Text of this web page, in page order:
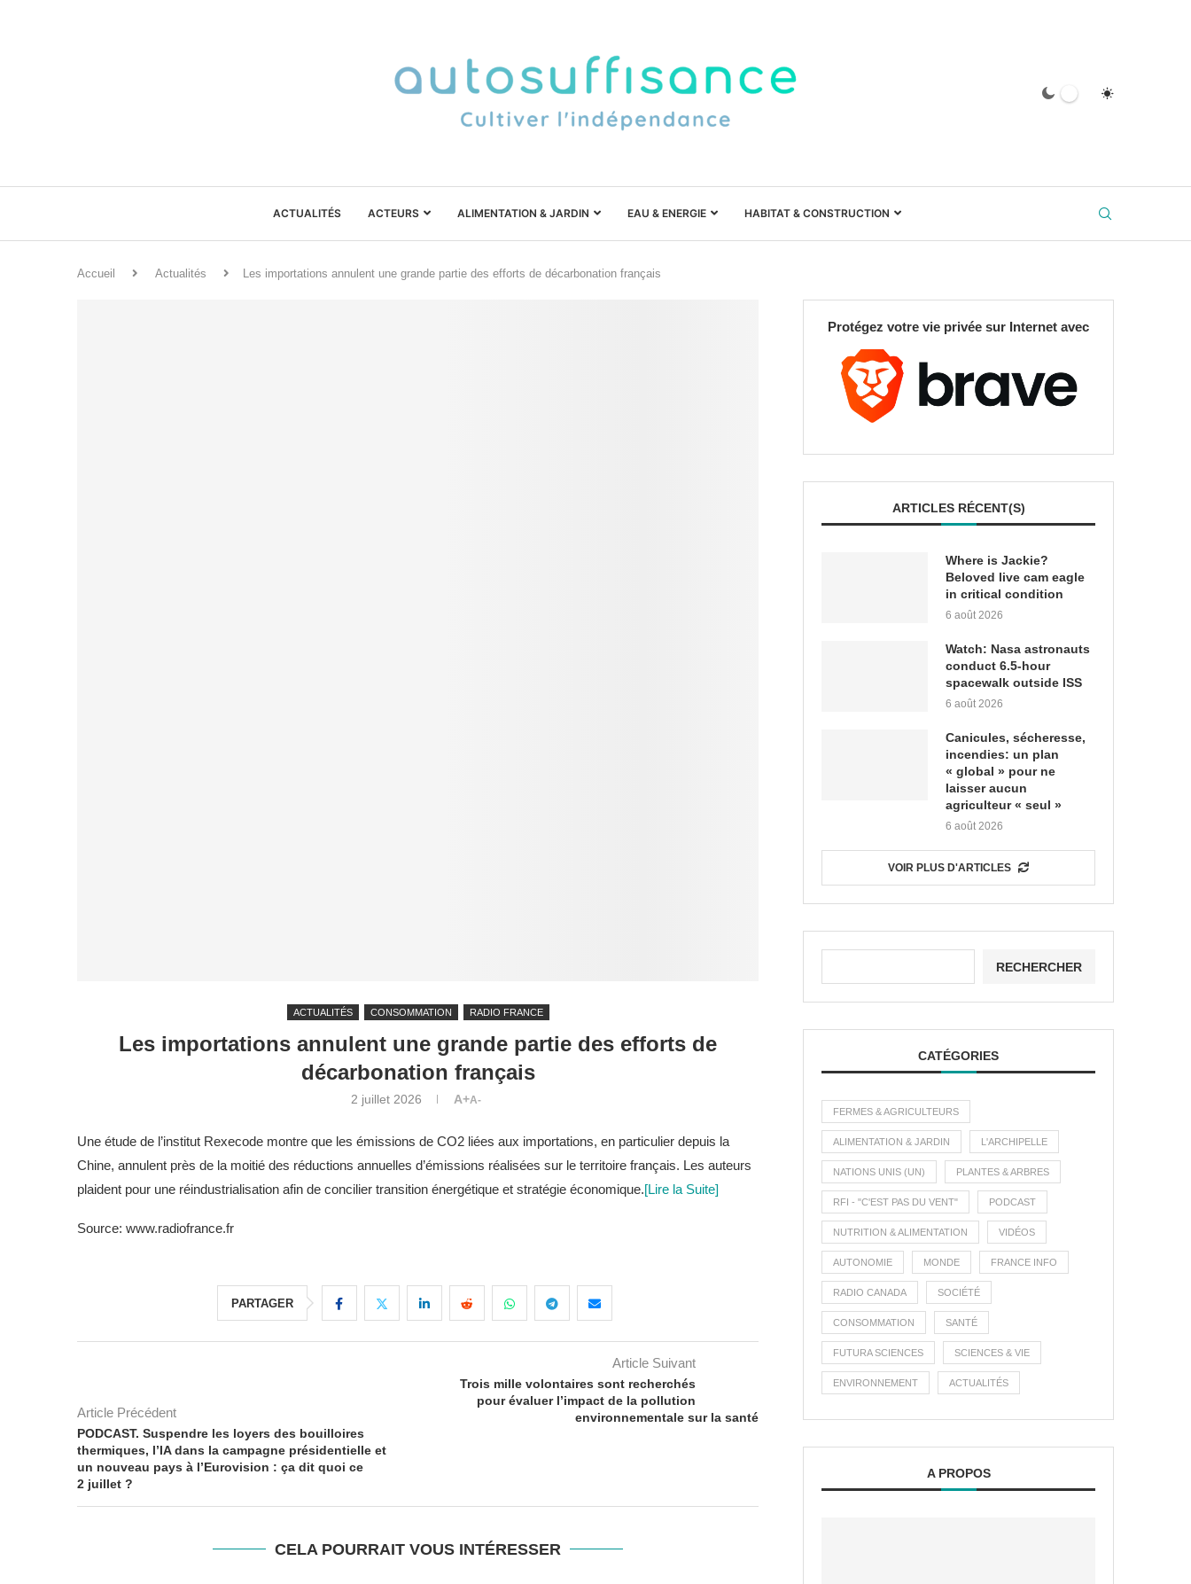
ACTUALITÉS ACTEURS ALIMENTATION & JARDIN EAU & ENERGIE HABITAT & CONSTRUCTION
Accueil Actualités Les importations annulent une grande partie des efforts de décarbonation français
ACTUALITÉS CONSOMMATION RADIO FRANCE
Les importations annulent une grande partie des efforts de
décarbonation français
2 juillet 2026 A+A-
Une étude de l’institut Rexecode montre que les émissions de CO2 liées aux importations, en particulier depuis la
Chine, annulent près de la moitié des réductions annuelles d’émissions réalisées sur le territoire français. Les auteurs
plaident pour une réindustrialisation afin de concilier transition énergétique et stratégie économique.[Lire la Suite]
Source: www.radiofrance.fr
PARTAGER
Article Précédent
PODCAST. Suspendre les loyers des bouilloires
thermiques, l’IA dans la campagne présidentielle et
un nouveau pays à l’Eurovision : ça dit quoi ce
2 juillet ?
Article Suivant
Trois mille volontaires sont recherchés
pour évaluer l’impact de la pollution
environnementale sur la santé
CELA POURRAIT VOUS INTÉRESSER
Protégez votre vie privée sur Internet avec
ARTICLES RÉCENT(S)
Where is Jackie?
Beloved live cam eagle
in critical condition
6 août 2026
Watch: Nasa astronauts
conduct 6.5-hour
spacewalk outside ISS
6 août 2026
Canicules, sécheresse,
incendies: un plan
« global » pour ne
laisser aucun
agriculteur « seul »
6 août 2026
VOIR PLUS D'ARTICLES
RECHERCHER
CATÉGORIES
FERMES & AGRICULTEURS
ALIMENTATION & JARDIN L'ARCHIPELLE
NATIONS UNIS (UN) PLANTES & ARBRES
RFI - "C'EST PAS DU VENT" PODCAST
NUTRITION & ALIMENTATION VIDÉOS
AUTONOMIE MONDE FRANCE INFO
RADIO CANADA SOCIÉTÉ
CONSOMMATION SANTÉ
FUTURA SCIENCES SCIENCES & VIE
ENVIRONNEMENT ACTUALITÉS
A PROPOS